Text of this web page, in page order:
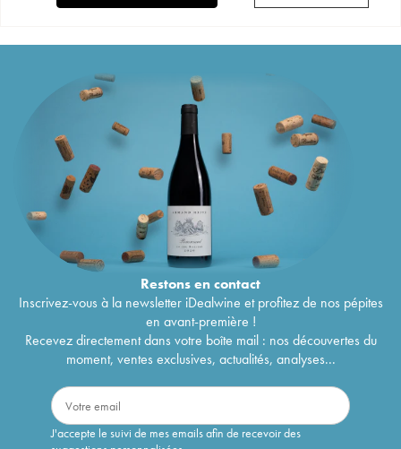
Restons encontact
Inscrivez-vous à la newsletter iDealwine et profitez de nos pépites
en avant-première !
Recevez directement dans votre boîte mail : nos découvertes du
moment, ventes exclusives, actualités, analyses...
J'accepte le suivi de mes emails afin de recevoir des